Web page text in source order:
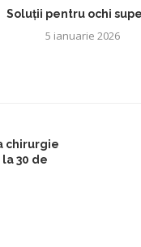
Soluţii pentru ochi
5 ianuarie 2026
chirurgie
30 de